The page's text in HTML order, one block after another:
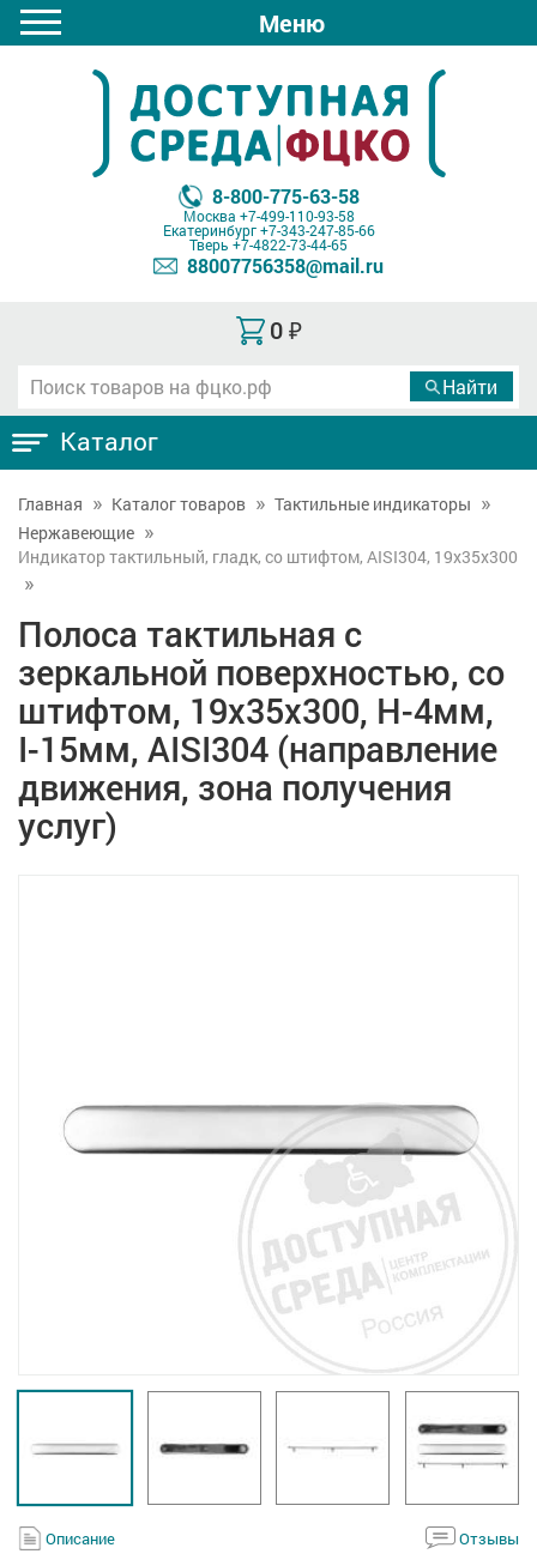
Меню
8-800-775-63-58
Москва +7-499-110-93-58
Екатеринбург+7-343-247-85-66
Тверь +7-4822-73-44-65
88007756358@mail.ru
0 ₽
Каталог
Главная Каталог товаров
Тактильные индикаторы
Нержавеющие
Индикатор тактильный, гладк, со штифтом, AISI304, 19х35х300
Полоса тактильная с
зеркальной поверхностью, со
штифтом, 19х35х300, H-4мм,
I-15мм, AISI304 (направление
движения, зона получения
услуг)
Описание Отзывы